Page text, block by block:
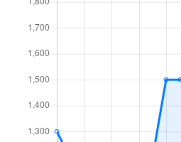
北１９条東
北２０条東
2,200万円
北２０条東
1,600万円